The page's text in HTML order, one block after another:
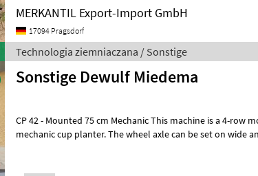
MERKANTIL Export-Import GmbH
17094 Pragsdorf
Technologia ziemniaczana / Sonstige
Sonstige Dewulf Miedema
CP 42 - Mounted 75 cm Mechanic This machine is a 4-row mounted
mechanic cup planter. The wheel axle can be set on wide